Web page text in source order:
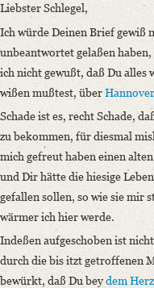
Printed Text
Provider: Dresden,
OAI Id: 343347008
Bibliography: Briefe von
Incipit: „[1]
Liebster Schlegel,
Ich würde Deinen Brief
Manuscript
Provider: Dresden,
OAI Id: DE-1a-33441
Classification Number:
Number of Pages: 2S.
Format: 23,4 x 16,8 cm
Liebster Schlegel,
Ich würde Deinen Brief gewiß
unbeantwortet gelaßen haben,
ich nicht gewußt, daß Du alles
wißen mußtest, überHannover
Schade ist es, recht Schade,
zu bekommen, für diesmal
mich gefreut haben einen
und Dir hätte die hiesige
gefallen sollen, so wie sie mir
wärmer ich hier werde.
Indeßen aufgeschoben ist
durch die bis itzt getroffenen
bewürkt, daß Du beydem